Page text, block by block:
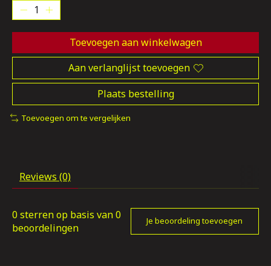
Toevoegen aan winkelwagen
Aan verlanglijst toevoegen
Plaats bestelling
Toevoegen om te vergelijken
Reviews (0)
0 sterren op basis van0
beoordelingen
Je beoordeling toevoegen